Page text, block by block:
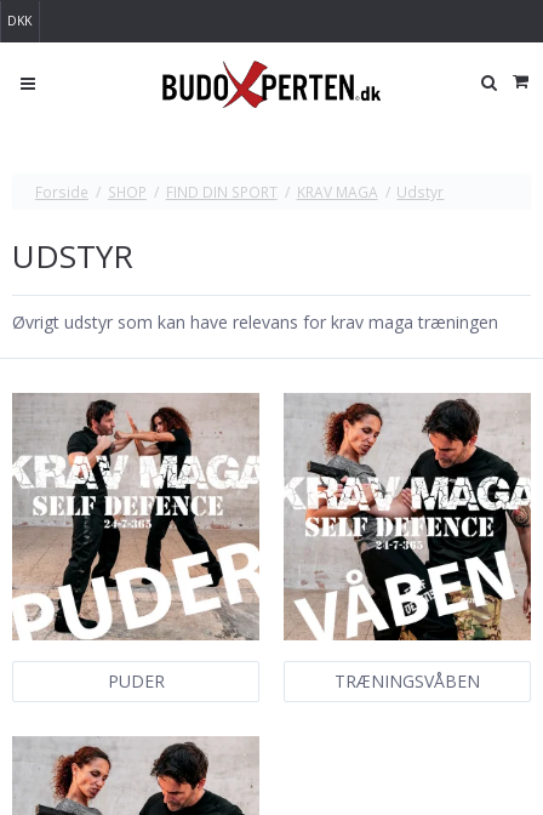
DKK
Forside / SHOP / FIND DIN SPORT / KRAV MAGA / Udstyr
UDSTYR
Øvrigt udstyr som kan have relevans for krav maga træningen
PUDER TRÆNINGSVÅBEN